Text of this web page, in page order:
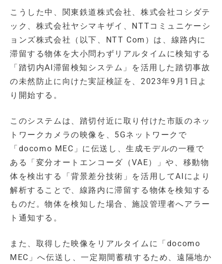
こうした中、関東鉄道株式会社、株式会社コシダテ
ック、株式会社ヤシマキザイ、NTTコミュニケーシ
ョンズ株式会社（以下、NTT Com）は、線路内に
滞留する物体を大小問わずリアルタイムに検知する
「踏切内AI滞留検知システム」を活用した踏切事故
の未然防止に向けた実証検証を、2023年9月1日よ
り開始する。
このシステムは、踏切付近に取り付けた市販のネッ
トワークカメラの映像を、5Gネットワークで
「docomo MEC」に伝送し、生成モデルの一種で
ある「変分オートエンコーダ（VAE）」や、移動物
体を検出する「背景差分技術」を活用してAIにより
解析することで、線路内に滞留する物体を検知する
ものだ。物体を検知した場合、施設管理者へアラー
ト通知する。
また、取得した映像をリアルタイムに「docomo
MEC」へ伝送し、一定期間蓄積するため、遠隔地か